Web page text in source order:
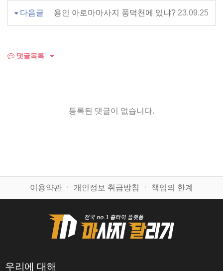
다음글 용인 아로마마사지 풍덕천에 있냐? 23.09.25
댓글목록
등록된 댓글이 없습니다.
이용약관 ㆍ 개인정보 취급방침 ㆍ 책임의 한계
우리에 대해